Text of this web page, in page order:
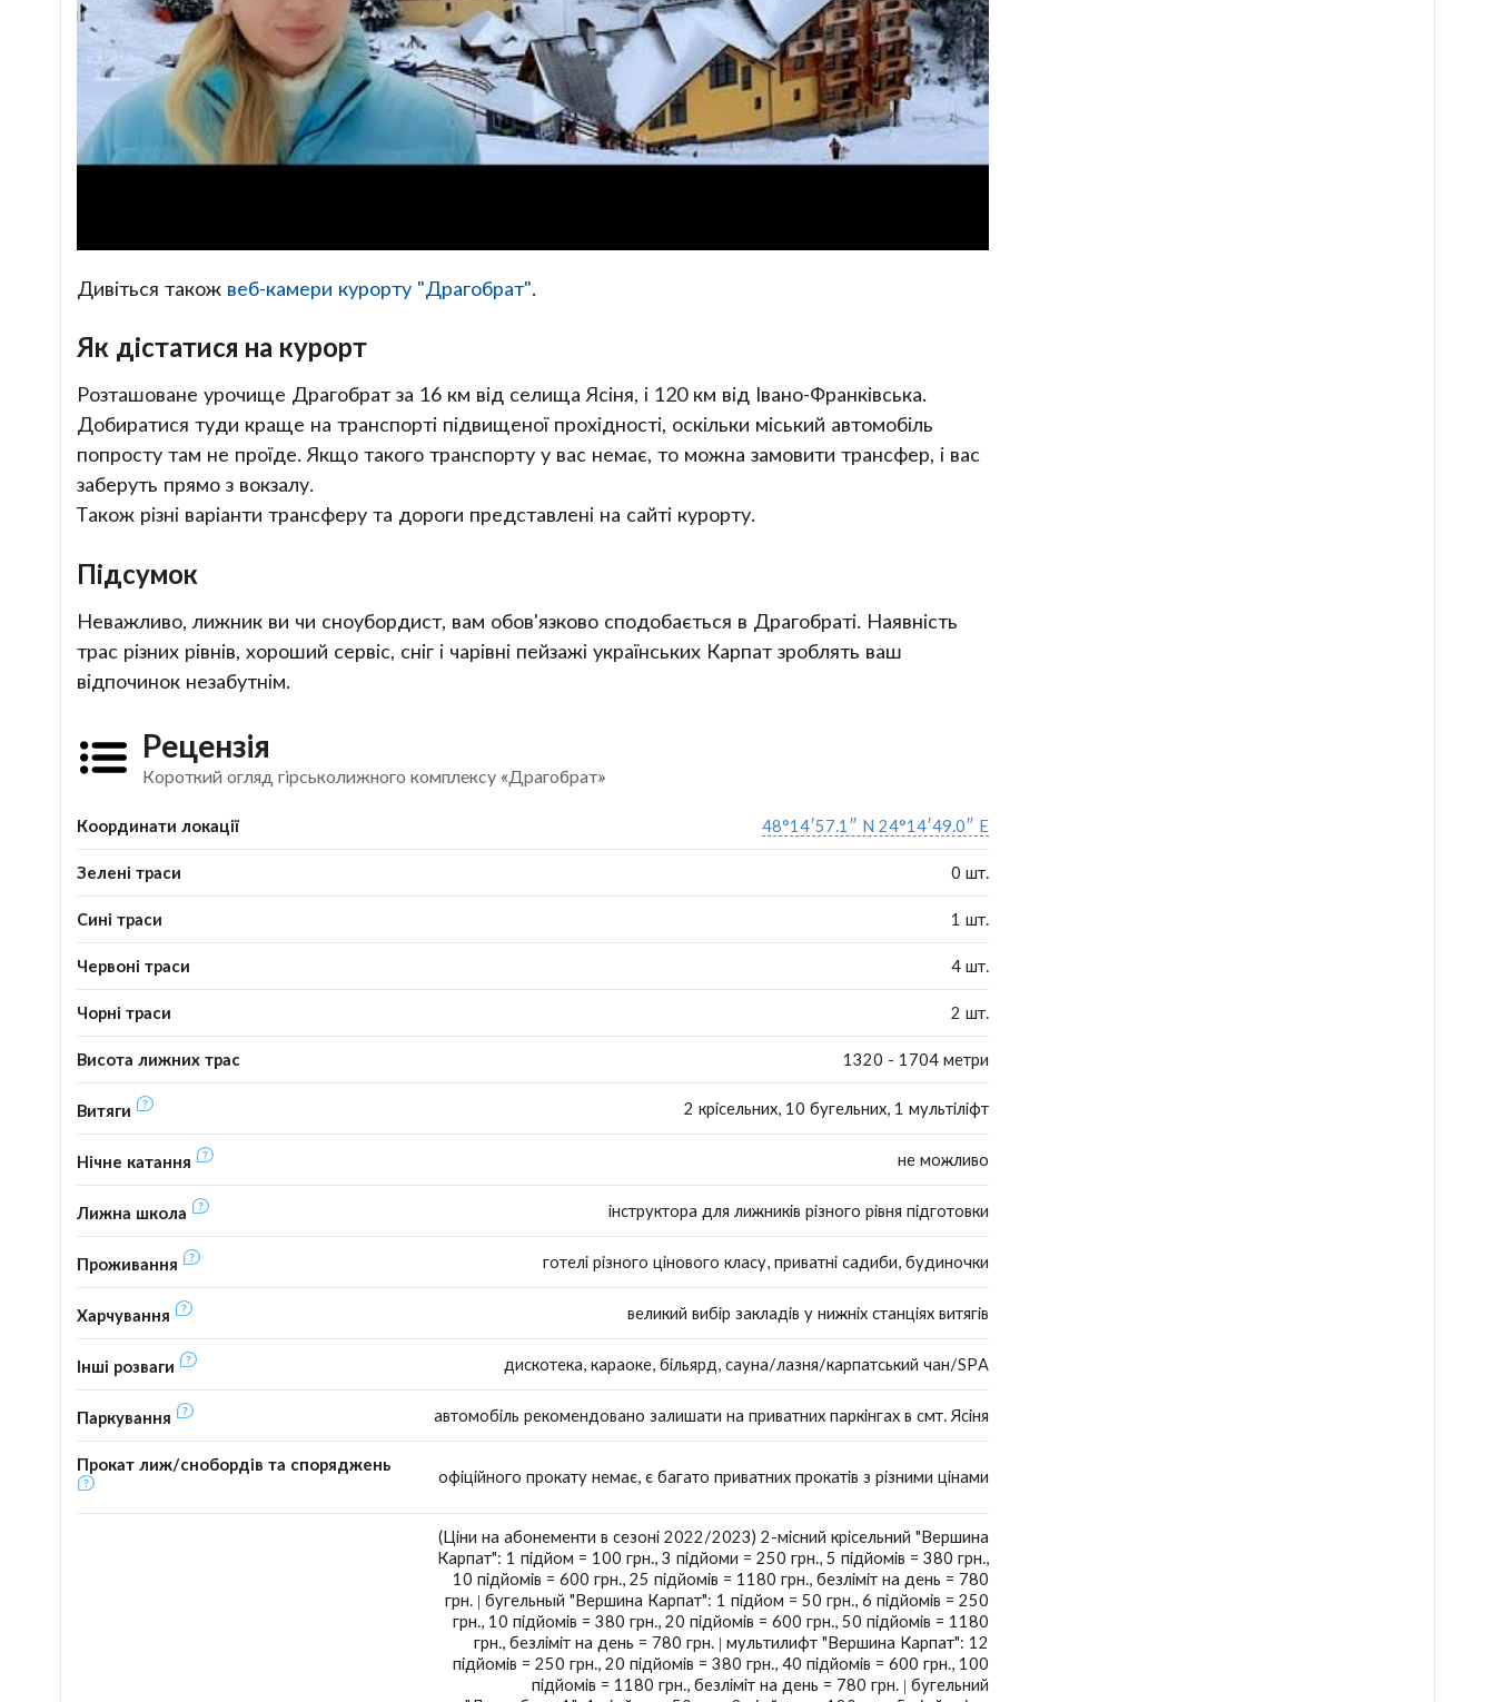
Дивіться також веб-камери курорту "Драгобрат".
Як дістатися на курорт
Розташоване урочище Драгобрат за 16 км від селища Ясіня, і 120 км від Івано-Франківська.
Добиратися туди краще на транспорті підвищеної прохідності, оскільки міський автомобіль
попросту там не проїде. Якщо такого транспорту у вас немає, то можна замовити трансфер, і вас
заберуть прямо з вокзалу.
Також різні варіанти трансферу та дороги представлені на сайті курорту.
Підсумок
Неважливо, лижник ви чи сноубордист, вам обов'язково сподобається в Драгобраті. Наявність
трас різних рівнів, хороший сервіс, сніг і чарівні пейзажі українських Карпат зроблять ваш
відпочинок незабутнім.
Рецензія
Короткий огляд гірськолижного комплексу «Драгобрат»
Координати локації 48°14′57.1″ N 24°14′49.0″ E
Зелені траси 0 шт.
Сині траси 1 шт.
Червоні траси 4 шт.
Чорні траси 2 шт.
Висота лижних трас 1320 - 1704 метри
Витяги 2 крісельних, 10 бугельних, 1 мультіліфт
Нічне катання не можливо
Лижна школа інструктора для лижників різного рівня підготовки
Проживання готелі різного цінового класу, приватні садиби, будиночки
Харчування великий вибір закладів у нижніх станціях витягів
Інші розваги дискотека, караоке, більярд, сауна/лазня/карпатський чан/SPA
Паркування автомобіль рекомендовано залишати на приватних паркінгах в смт. Ясіня
Прокат лиж/снобордів та споряджень
офіційного прокату немає, є багато приватних прокатів з різними цінами
(Ціни на абонементи в сезоні 2022/2023) 2-місний крісельний "Вершина
Карпат": 1 підйом = 100 грн., 3 підйоми = 250 грн., 5 підйомів = 380 грн.,
10 підйомів = 600 грн., 25 підйомів = 1180 грн., безліміт на день = 780
грн. | бугельный "Вершина Карпат": 1 підйом = 50 грн., 6 підйомів = 250
грн., 10 підйомів = 380 грн., 20 підйомів = 600 грн., 50 підйомів = 1180
грн., безліміт на день = 780 грн. | мультилифт "Вершина Карпат": 12
підйомів = 250 грн., 20 підйомів = 380 грн., 40 підйомів = 600 грн., 100
підйомів = 1180 грн., безліміт на день = 780 грн. | бугельний